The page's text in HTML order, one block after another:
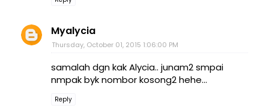
Myalycia
Thursday, October 01, 2015 1:06:00 PM
samalah dgn kak Alycia.. junam2 smpai
nmpak byk nombor kosong2 hehe...
Reply